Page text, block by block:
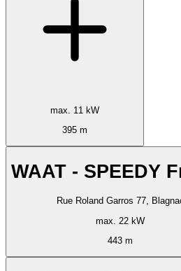
max. 11 kW
395 m
WAAT - SPEEDY
Rue Roland Garros 77,
max. 22 kW
443 m